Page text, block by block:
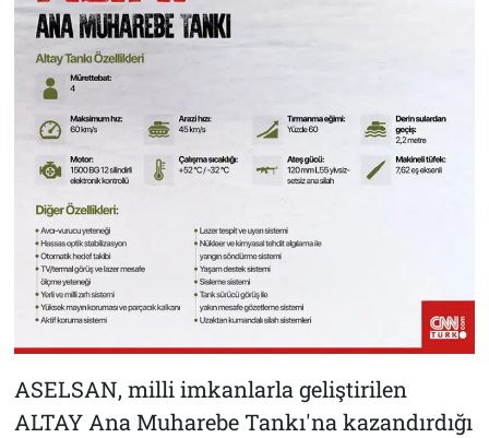
ASELSAN, milli imkanlarla geliştirilen
ALTAY Ana Muharebe Tankı'na kazandırdığı